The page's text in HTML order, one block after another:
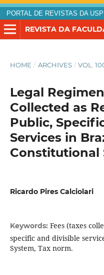
PORTAL DE REVISTAS DA USP
HOME / ARCHIVES / VOL.
Legal
Collected as
Public,
Services in
Constitutional
Ricardo Pires Calciolari
Keywords: Fees (taxes
specific and divisible
System, Tax norm.